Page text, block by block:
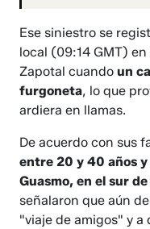
Ese siniestro se
local (09:14 GMT)
Zapotal cuandoun
furgoneta, lo que
ardiera en llamas.
De acuerdo con sus
entre 20 y 40 años
Guasmo, en el sur
señalaron que aún
"viaje de amigos" y